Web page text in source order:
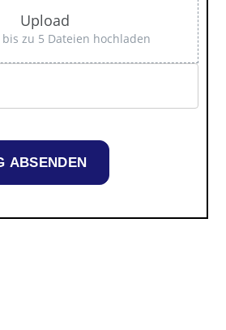
Upload
bis zu 5 Dateien hochladen
ABSENDEN